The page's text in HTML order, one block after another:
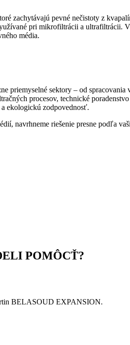
zachytávajú pevné nečistoty z
pri mikrofiltrácii a ultrafiltrácii.
média.
sektory – od
procesov, technické
ekologickú zodpovednosť.
navrhneme riešenie presne podľa
POMÔCŤ?
BELASOUD EXPANSION.